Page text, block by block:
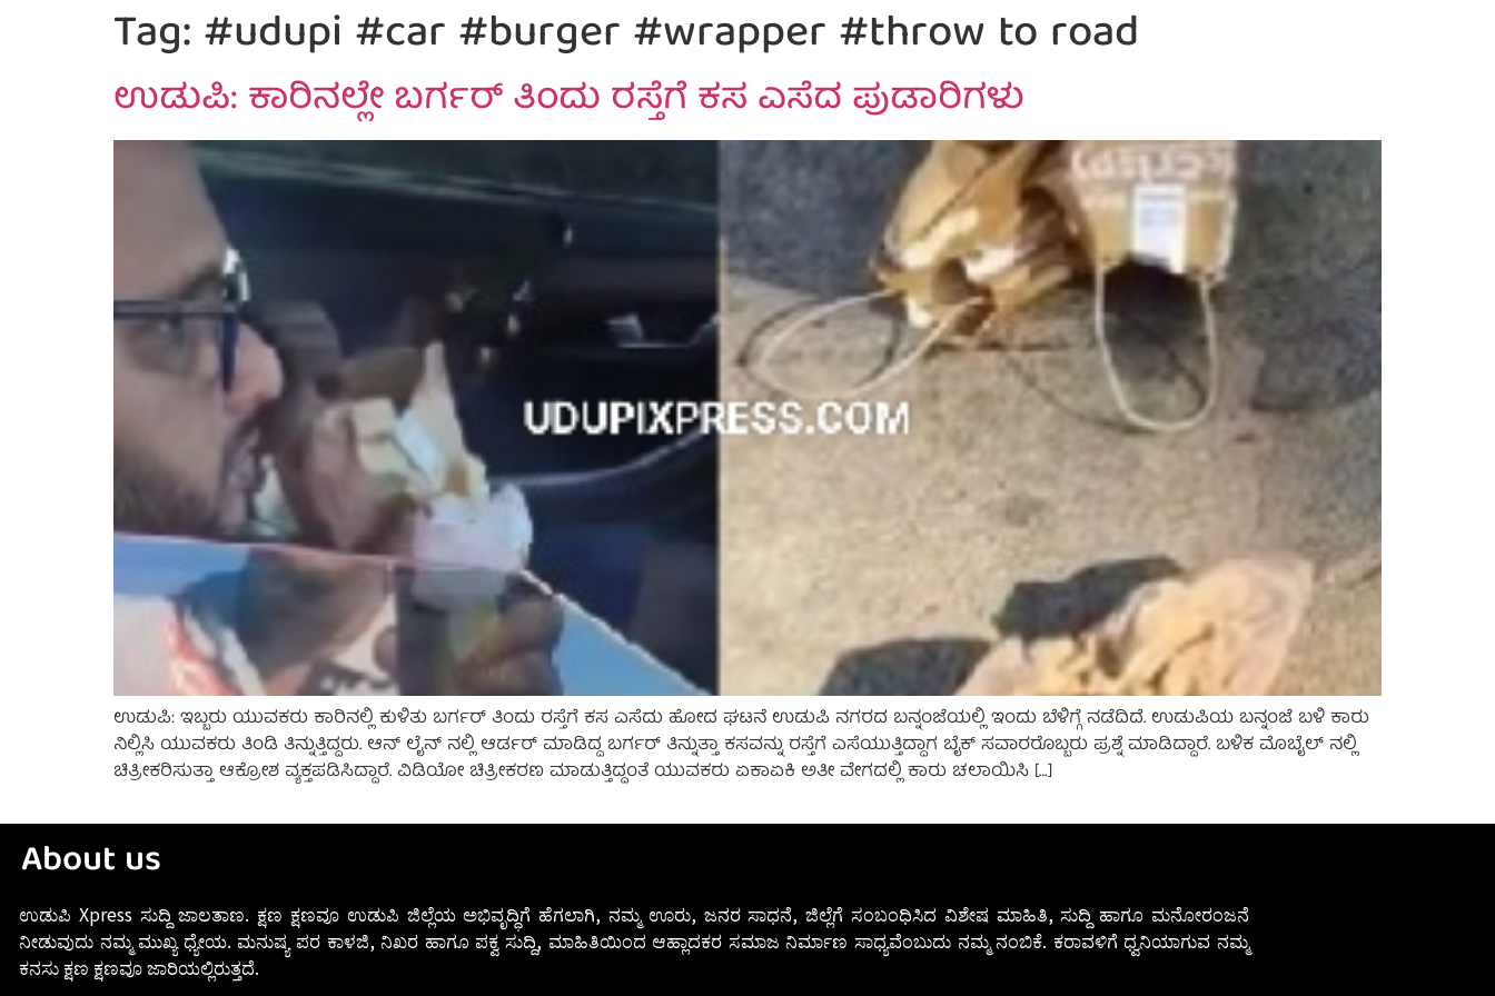
Tag:#udupi #car #burger #wrapper #throw to road
ಉಡುಪಿ: ಕಾರಿನಲ್ಲೇ ಬರ್ಗರ್ ತಿಂದು ರಸ್ತೆಗೆ ಕಸ ಎಸೆದ ಪುಡಾರಿಗಳು
ಉಡುಪಿ: ಇಬ್ಬರು ಯುವಕರು ಕಾರಿನಲ್ಲಿ ಕುಳಿತು ಬರ್ಗರ್ ತಿಂದು ರಸ್ತೆಗೆ ಕಸ ಎಸೆದು ಹೋದ ಘಟನೆ ಉಡುಪಿ ನಗರದ ಬನ್ನಂಜೆಯಲ್ಲಿ ಇಂದು ಬೆಳಿಗ್ಗೆ ನಡೆದಿದೆ. ಉಡುಪಿಯ ಬನ್ನಂಜೆ ಬಳಿ ಕಾರು
ನಿಲ್ಲಿಸಿ ಯುವಕರು ತಿಂಡಿ ತಿನ್ನುತ್ತಿದ್ದರು. ಆನ್ ಲೈನ್ ನಲ್ಲಿ ಆರ್ಡರ್ ಮಾಡಿದ್ದ ಬರ್ಗರ್ ತಿನ್ನುತ್ತಾ ಕಸವನ್ನು ರಸ್ತೆಗೆ ಎಸೆಯುತ್ತಿದ್ದಾಗ ಬೈಕ್ ಸವಾರರೊಬ್ಬರು ಪ್ರಶ್ನೆ ಮಾಡಿದ್ದಾರೆ. ಬಳಿಕ ಮೊಬೈಲ್ ನಲ್ಲಿ
ಚಿತ್ರೀಕರಿಸುತ್ತಾ ಆಕ್ರೋಶ ವ್ಯಕ್ತಪಡಿಸಿದ್ದಾರೆ. ವಿಡಿಯೋ ಚಿತ್ರೀಕರಣ ಮಾಡುತ್ತಿದ್ದಂತೆ ಯುವಕರು ಏಕಾಏಕಿ ಅತೀ ವೇಗದಲ್ಲಿ ಕಾರು ಚಲಾಯಿಸಿ […]
About us
ಉಡುಪಿ Xpress ಸುದ್ದಿ ಜಾಲತಾಣ. ಕ್ಷಣ ಕ್ಷಣವೂ ಉಡುಪಿ ಜಿಲ್ಲೆಯ ಅಭಿವೃದ್ಧಿಗೆ ಹೆಗಲಾಗಿ, ನಮ್ಮ ಊರು, ಜನರ ಸಾಧನೆ, ಜಿಲ್ಲೆಗೆ ಸಂಬಂಧಿಸಿದ ವಿಶೇಷ ಮಾಹಿತಿ, ಸುದ್ದಿ ಹಾಗೂ ಮನೋರಂಜನೆ
ನೀಡುವುದು ನಮ್ಮ ಮುಖ್ಯ ಧ್ಯೇಯ. ಮನುಷ್ಯ ಪರ ಕಾಳಜಿ, ನಿಖರ ಹಾಗೂ ಪಕ್ವ ಸುದ್ದಿ, ಮಾಹಿತಿಯಿಂದ ಆಹ್ಲಾದಕರ ಸಮಾಜ ನಿರ್ಮಾಣ ಸಾಧ್ಯವೆಂಬುದು ನಮ್ಮ ನಂಬಿಕೆ. ಕರಾವಳಿಗೆ ಧ್ವನಿಯಾಗುವ ನಮ್ಮ
ಕನಸು ಕ್ಷಣ ಕ್ಷಣವೂ ಜಾರಿಯಲ್ಲಿರುತ್ತದೆ.